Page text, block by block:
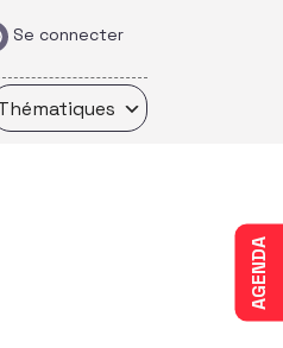
Se connecter
AGENDA